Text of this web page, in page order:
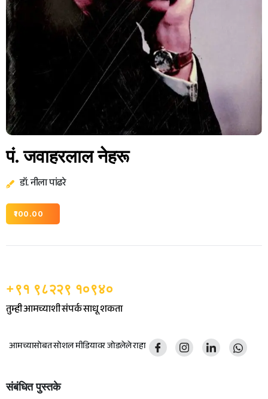
पं. जवाहरलाल नेहरू
डॉ. नीला पांढरे
100.00
+९१ ९८२२९ १०९४०
तुम्ही आमच्याशी संपर्क साधू शकता
आमच्यासोबत सोशल मीडियावर जोडलेले राहा
संबंधित पुस्तके